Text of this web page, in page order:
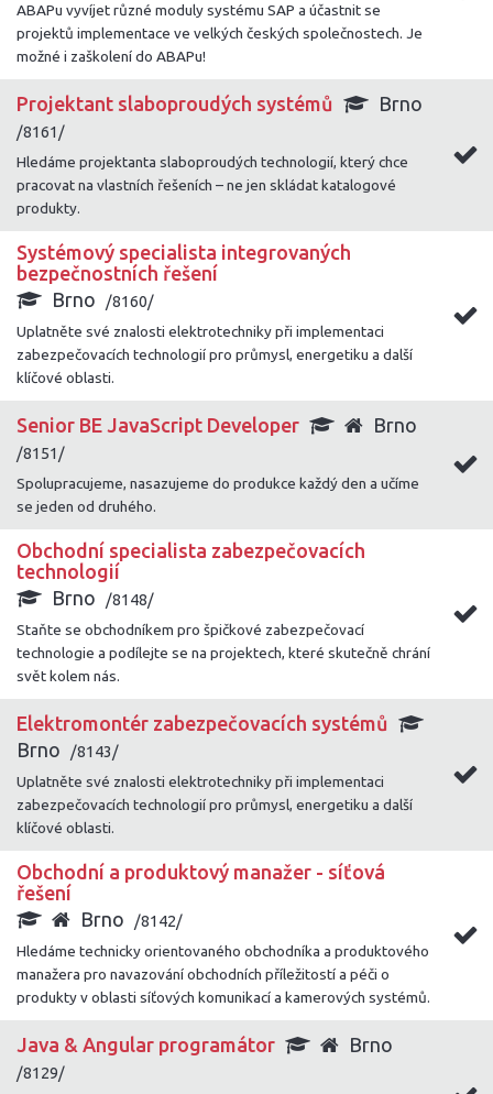
ABAPu vyvíjet různé moduly systému SAP a účastnit se
projektů implementace ve velkých českých společnostech. Je
možné i zaškolení do ABAPu!
Projektant slaboproudých systémů Brno
/8161/
Hledáme projektanta slaboproudých technologií, který chce
pracovat na vlastních řešeních – ne jen skládat katalogové
produkty.
Systémový specialista integrovaných
bezpečnostních řešení
Brno
/8160/
Uplatněte své znalosti elektrotechniky při implementaci
zabezpečovacích technologií pro průmysl, energetiku a další
klíčové oblasti.
Senior BE JavaScript Developer Brno
/8151/
Spolupracujeme, nasazujeme do produkce každý den a učíme
se jeden od druhého.
Obchodní specialista zabezpečovacích
technologií
Brno
/8148/
Staňte se obchodníkem pro špičkové zabezpečovací
technologie a podílejte se na projektech, které skutečně chrání
svět kolem nás.
Elektromontér zabezpečovacích systémů
Brno
/8143/
Uplatněte své znalosti elektrotechniky při implementaci
zabezpečovacích technologií pro průmysl, energetiku a další
klíčové oblasti.
Obchodní a produktový manažer - síťová
řešení
Brno
/8142/
Hledáme technicky orientovaného obchodníka a produktového
manažera pro navazování obchodních příležitostí a péči o
produkty v oblasti síťových komunikací a kamerových systémů.
Java & Angular programátor Brno
/8129/